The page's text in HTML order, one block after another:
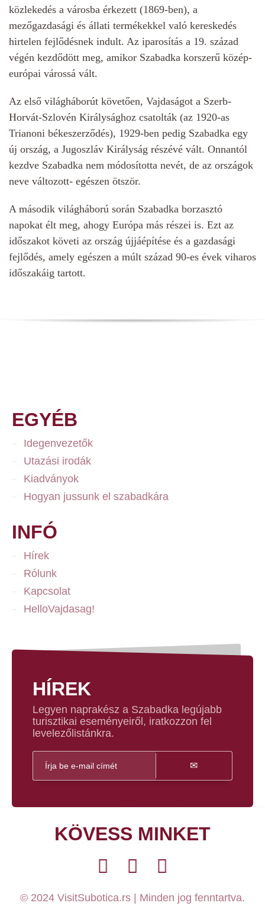
közlekedés a városba érkezett (1869-ben), a
mezőgazdasági és állati termékekkel való kereskedés
hirtelen fejlődésnek indult. Az iparosítás a 19. század
végén kezdődött meg, amikor Szabadka korszerű közép-
európai várossá vált.
Az első világháborút követően, Vajdaságot a Szerb-
Horvát-Szlovén Királysághoz csatolták (az 1920-as
Trianoni békeszerződés), 1929-ben pedig Szabadka egy
új ország, a Jugoszláv Királyság részévé vált. Onnantól
kezdve Szabadka nem módosította nevét, de az országok
neve változott- egészen ötször.
A második világháború során Szabadka borzasztó
napokat élt meg, ahogy Európa más részei is. Ezt az
időszakot követi az ország újjáépítése és a gazdasági
fejlődés, amely egészen a múlt század 90-es évek viharos
időszakáig tartott.
EGYÉB
Idegenvezetők
Utazási irodák
Kiadványok
Hogyan jussunk el szabadkára
INFÓ
Hírek
Rólunk
Kapcsolat
HelloVajdasag!
HÍREK
Legyen naprakész a Szabadka legújabb
turisztikai eseményeiről, iratkozzon fel
levelezőlistánkra.
KÖVESS MINKET
© 2024 VisitSubotica.rs | Minden jog fenntartva.